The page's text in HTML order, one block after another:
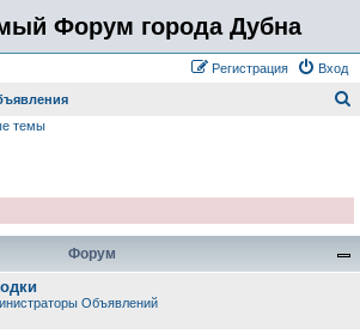
Форум города Дубна
Вход
Регистрация
темы
Форум
Объявлений